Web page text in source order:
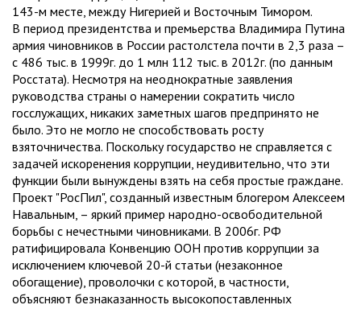
143-м месте, между Нигерией и Восточным Тимором.
В период президентства и премьерства Владимира Путина
армия чиновников в России растолстела почти в 2,3 раза –
с 486 тыс. в 1999г. до 1 млн 112 тыс. в 2012г. (по данным
Росстата). Несмотря на неоднократные заявления
руководства страны о намерении сократить число
госслужащих, никаких заметных шагов предпринято не
было. Это не могло не способствовать росту
взяточничества. Поскольку государство не справляется с
задачей искоренения коррупции, неудивительно, что эти
функции были вынуждены взять на себя простые граждане.
Проект "РосПил", созданный известным блогером Алексеем
Навальным, – яркий пример народно-освободительной
борьбы с нечестными чиновниками. В 2006г. РФ
ратифицировала Конвенцию ООН против коррупции за
исключением ключевой 20-й статьи (незаконное
обогащение), проволочки с которой, в частности,
объясняют безнаказанность высокопоставленных